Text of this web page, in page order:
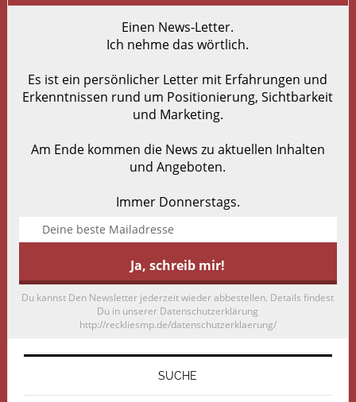
Einen News-Letter.
Ich nehme das wörtlich.
Es ist ein persönlicher Letter mit Erfahrungen und
Erkenntnissen rund um Positionierung, Sichtbarkeit
und Marketing.
Am Ende kommen die News zu aktuellen Inhalten
und Angeboten.
Immer Donnerstags.
Du kannst Den Newsletter jederzeit wieder abbestellen. Details findest
Du in unserer Datenschutzerklärung
http://reckliesmp.de/datenschutzerklaerung/
SUCHE